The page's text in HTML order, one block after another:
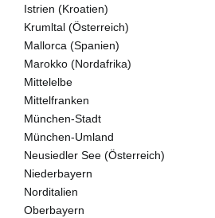
Istrien (Kroatien)
Krumltal (Österreich)
Mallorca (Spanien)
Marokko (Nordafrika)
Mittelelbe
Mittelfranken
München-Stadt
München-Umland
Neusiedler See (Österreich)
Niederbayern
Norditalien
Oberbayern